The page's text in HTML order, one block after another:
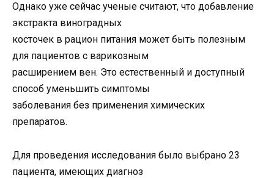
Однако уже сейчас ученые считают, что добавление
экстракта виноградных
косточек в рацион питания может быть полезным
для пациентов с варикозным
расширением вен. Это естественный и доступный
способ уменьшить симптомы
заболевания без применения химических
препаратов.
Для проведения исследования было выбрано 23
пациента, имеющих диагноз